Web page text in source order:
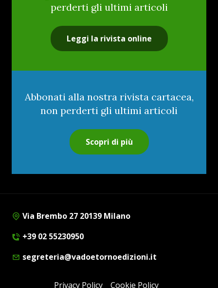
perderti gli ultimi articoli
Leggi la rivista online
Abbonati alla nostra rivista cartacea,
non perderti gli ultimi articoli
Scopri di più
Via Brembo 27 20139 Milano
+39 02 55230950
segreteria@vadoetornoedizioni.it
Privacy Policy Cookie Policy